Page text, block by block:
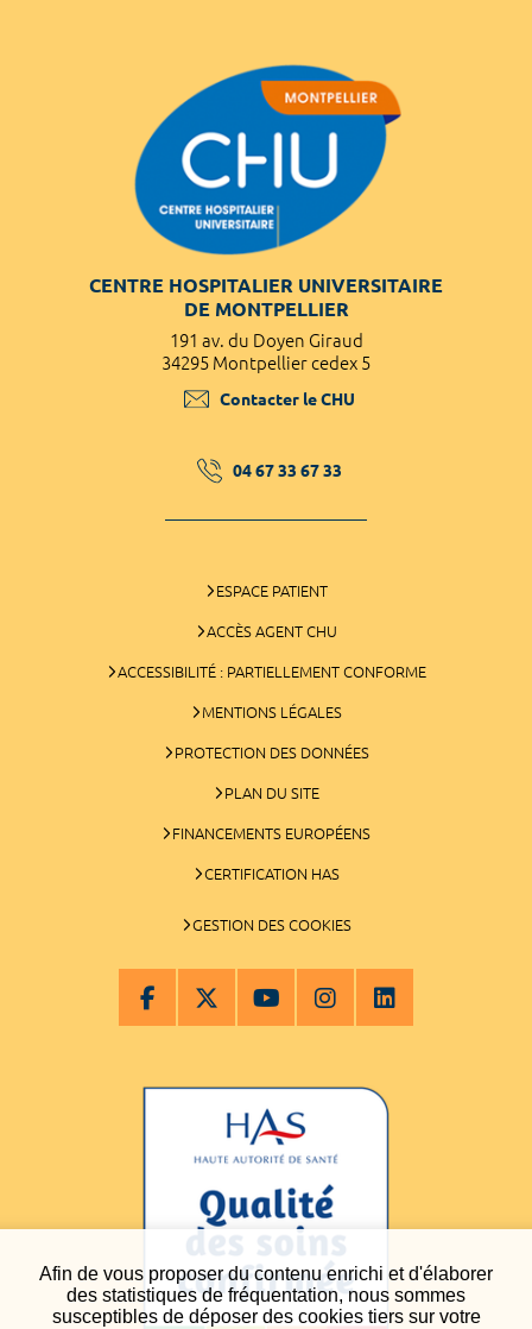
Afin de vous proposer du contenu enrichi et d'élaborer
des statistiques de fréquentation, nous sommes
susceptibles de déposer des cookies tiers sur votre
CENTRE HOSPITALIER UNIVERSITAIRE
DE MONTPELLIER
191 av. du Doyen Giraud
34295 Montpellier cedex 5
Contacter le CHU
04 67 33 67 33
ESPACE PATIENT
ACCÈS AGENT CHU
ACCESSIBILITÉ : PARTIELLEMENT CONFORME
MENTIONS LÉGALES
PROTECTION DES DONNÉES
PLAN DU SITE
FINANCEMENTS EUROPÉENS
CERTIFICATION HAS
GESTION DES COOKIES